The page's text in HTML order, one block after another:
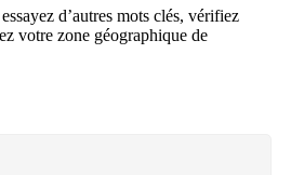
d’autres mots clés, vérifiez
votre zone géographique de